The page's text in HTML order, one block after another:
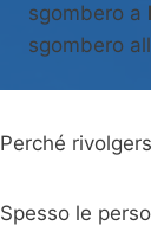
sgombero a
sgombero
Perché
Spesso le